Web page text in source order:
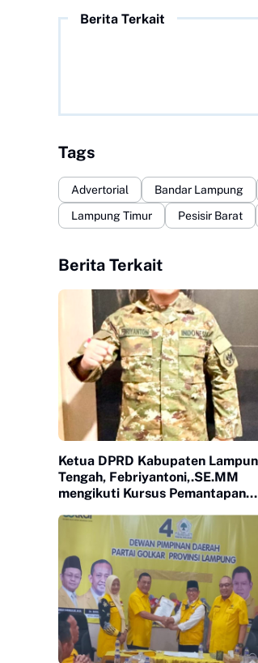
Berita Terkait
Tags
Advertorial Bandar Lampung
Lampung Timur
Pesisir Barat
Berita Terkait
Ketua DPRD Kabupaten
Tengah, Febriyantoni,.SE.MM
mengikuti Kursus Pemantapan
Ketahanan Nasional (Lemhanas
pada 15 April - 19 April 2026.